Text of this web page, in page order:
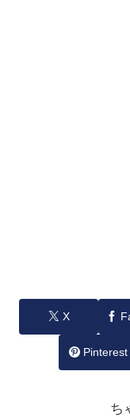
X
Pinterest
ち